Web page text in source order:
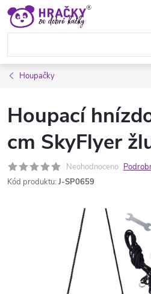
Přejít
obsah
Houpačky
Houpací
cm SkyFlyer
Neohodnoceno
Kód produktu: J-SP0659